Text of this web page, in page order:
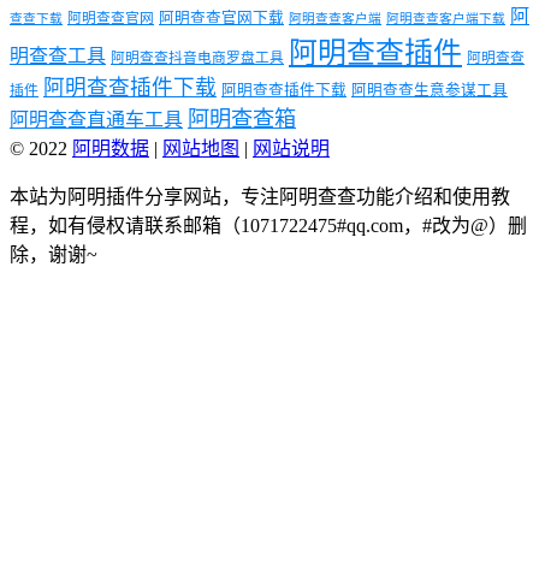
查查下载 阿明查查官网 阿明查查官网下载 阿明查查客户端 阿明查查客户端下载
阿
明查查工具 阿明查查抖音电商罗盘工具 阿明查查插件 阿明查查
插件 阿明查查插件下载 阿明查查插件下载 阿明查查生意参谋工具
阿明查查直通车工具 阿明查查箱
© 2022 阿明数据 | 网站地图 | 网站说明
本站为阿明插件分享网站，专注阿明查查功能介绍和使用教
程，如有侵权请联系邮箱（1071722475#qq.com，#改为@）删
除，谢谢~